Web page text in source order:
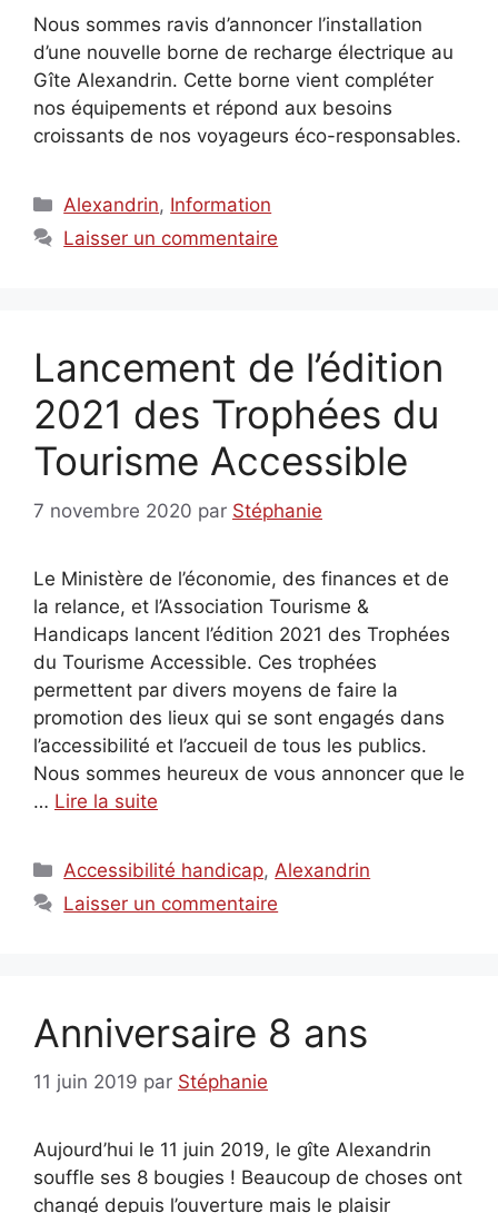
Nous sommes ravis d’annoncer l’installation
d’une nouvelle borne de recharge électrique au
Gîte Alexandrin. Cette borne vient compléter
nos équipements et répond aux besoins
croissants de nos voyageurs éco-responsables.
Catégories
Alexandrin, Information
Laisser un commentaire
Lancement de l’édition
2021 des Trophées du
Tourisme Accessible
7 novembre 2020 par Stéphanie
Le Ministère de l’économie, des finances et de
la relance, et l’Association Tourisme &
Handicaps lancent l’édition 2021 des Trophées
du Tourisme Accessible. Ces trophées
permettent par divers moyens de faire la
promotion des lieux qui se sont engagés dans
l’accessibilité et l’accueil de tous les publics.
Nous sommes heureux de vous annoncer que le
… Lire la suite
Catégories
Accessibilité handicap, Alexandrin
Laisser un commentaire
Anniversaire 8 ans
11 juin 2019 par Stéphanie
Aujourd’hui le 11 juin 2019, le gîte Alexandrin
souffle ses 8 bougies ! Beaucoup de choses ont
changé depuis l’ouverture mais le plaisir